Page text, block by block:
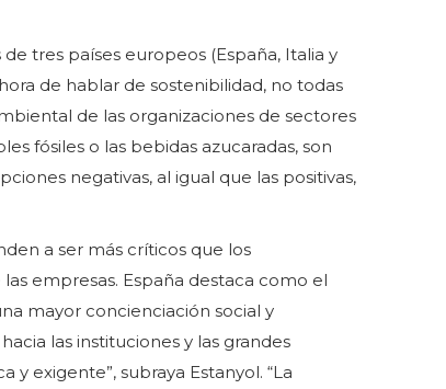
tres países europeos (España, Italia y
de hablar de sostenibilidad, no todas
de las organizaciones de sectores
fósiles o las bebidas azucaradas, son
negativas, al igual que las positivas,
a ser más críticos que los
empresas. España destaca como el
mayor concienciación social y
las instituciones y las grandes
exigente”, subraya Estanyol. “La